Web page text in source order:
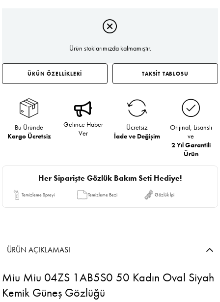
Ürün stoklarımızda kalmamıştır.
ÜRÜN ÖZELLİKLERİ TAKSİT TABLOSU
Bu Üründe
Kargo Ücretsiz
Gelince Haber
Ver
Ücretsiz
İade ve Değişim
Orijinal, Lisanslı
ve
2 Yıl Garantili
Ürün
Her Siparişte Gözlük Bakım Seti Hediye!
Temizleme Spreyi Temizleme Bezi Gözlük İpi
ÜRÜN AÇIKLAMASI
Miu Miu 04ZS 1AB5S0 50 Kadın Oval Siyah
Kemik Güneş Gözlüğü